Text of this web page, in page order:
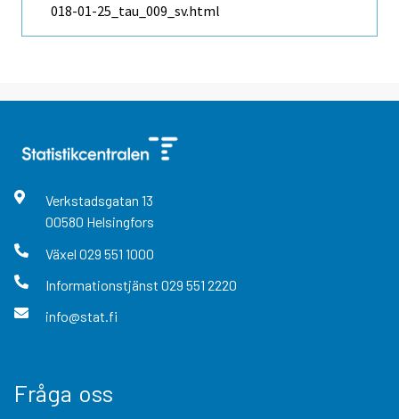
018-01-25_tau_009_sv.html
Verkstadsgatan 13
00580 Helsingfors
Växel 029 551 1000
Informationstjänst 029 551 2220
info@stat.fi
Fråga oss